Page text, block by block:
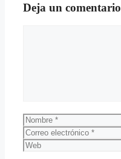
Deja un comentario
Nombre
Correo
electrónico
Web